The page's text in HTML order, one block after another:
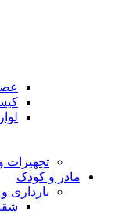
مادر و کودک
بارداری